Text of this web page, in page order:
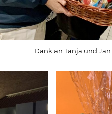
Dank an Tanja und